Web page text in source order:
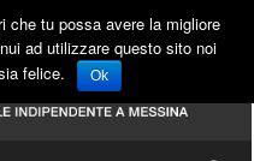
che tu possa avere la migliore
ad utilizzare questo sito noi
felice.
Ok